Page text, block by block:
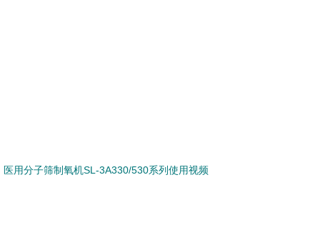
医用分子筛制氧机SL-3A330/530系列使用视频